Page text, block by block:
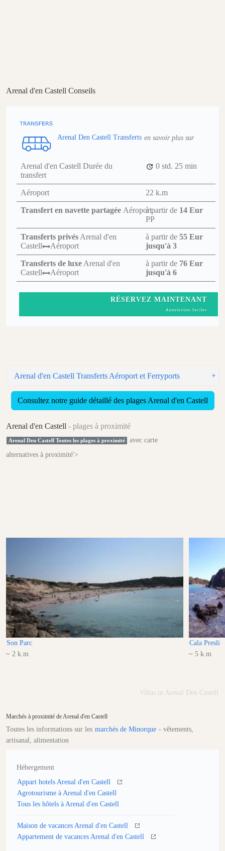
Arenal d'en Castell Conseils
Arenal Den Castell Transferts en savoir plus sur
Arenal d'en Castell Durée du
transfert
0 std. 25 min
Aéroport 22 k.m
Transfert en navette partagée Aéroportà partir de 14 Eur
PP
Transferts privés Arenal d'en
Castell
Aéroport
à partir de 55 Eur
jusqu'à 3
Transferts de luxe Arenal d'en
Castell
Aéroport
à partir de 76 Eur
jusqu'à 6
RÉSERVEZ MAINTENANT
Annulations faciles
Arenal d'en Castell Transferts Aéroport et Ferryports
Consultez notre guide détaillé des plages Arenal d'en Castell
Arenal d'en Castell - plages à proximité
Arenal Den Castell Toutes les plages à proximité
avec carte
alternatives à proximité'>
Son Parc
~ 2 k.m
Cala Presli
~ 5 k.m
Villas in Arenal Den Castell
Marchés à proximité de Arenal d'en Castell
Toutes les informations sur les marchés de Minorque - vêtements,
artisanal, alimentation
Hébergement
Appart hotels Arenal d'en Castell
Agrotourisme à Arenal d'en Castell
Tous les hôtels à Arenal d'en Castell
Maison de vacances Arenal d'en Castell
Appartement de vacances Arenal d'en Castell